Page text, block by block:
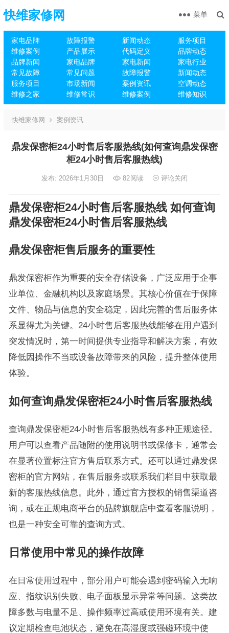
快维家修网
家电品牌 故障报警 新闻动态
服务项目
维修案例
产品展示 代码定义
品牌动态
品牌新闻
家电品牌 家电新闻
家电行业
常见故障
常见问题 故障报警
新闻动态
服务项目
市场新闻 案例资讯
空调动态
维修之家
维修常识 维修案例 维修知识
菜单
快维家修网 案例资讯
鼎发保密柜24小时售后客服热线(如何查询鼎发保密
柜24小时售后客服热线)
发布: 2026年1月30日 82阅读 评论关闭
鼎发保密柜24小时售后客服热线 如何查询
鼎发保密柜24小时售后客服热线
鼎发保密柜售后服务的重要性
鼎发保密柜作为重要的安全存储设备，广泛应用于企事
业单位、金融机构以及家庭场景。其核心价值在于保障
文件、物品与信息的安全稳定，因此完善的售后服务体
系显得尤为关键。24小时售后客服热线能够在用户遇到
突发情况时，第一时间提供专业指导和解决方案，有效
降低因操作不当或设备故障带来的风险，提升整体使用
体验。
如何查询鼎发保密柜24小时售后客服热线
查询鼎发保密柜24小时售后客服热线有多种正规途径。
用户可以查看产品随附的使用说明书或保修卡，通常会
在显著位置标注官方售后联系方式。还可以通过鼎发保
密柜的官方网站，在售后服务或联系我们栏目中获取最
新的客服热线信息。此外，通过官方授权的销售渠道咨
询，或在正规电商平台的品牌旗舰店中查看客服说明，
也是一种安全可靠的查询方式。
日常使用中常见的操作故障
在日常使用过程中，部分用户可能会遇到密码输入无响
应、指纹识别失败、电子面板显示异常等问题。这类故
障多数与电量不足、操作频率过高或使用环境有关。建
议定期检查电池状态，避免在高湿度或强磁环境中使